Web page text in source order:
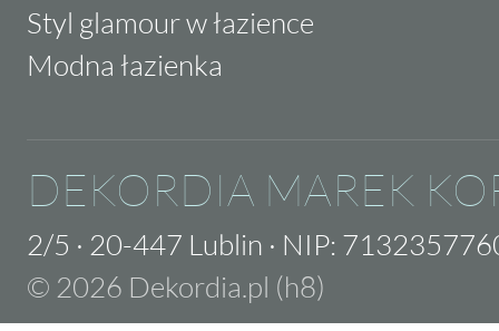
Styl glamour w łazience
Modna łazienka
DEKORDIA MAREK
2/5 · 20-447 Lublin · NIP:
© 2026 Dekordia.pl (h8)